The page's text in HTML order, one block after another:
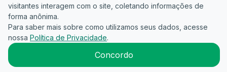
Guia do
Candidato
Para
empresas
Política de
Privacidade
Termos
2026CandidataAI
visitantes interagem com o site, coletando informações de
forma anônima.
Para saber mais sobre como utilizamos seus dados, acesse
nossa Política de Privacidade.
Concordo